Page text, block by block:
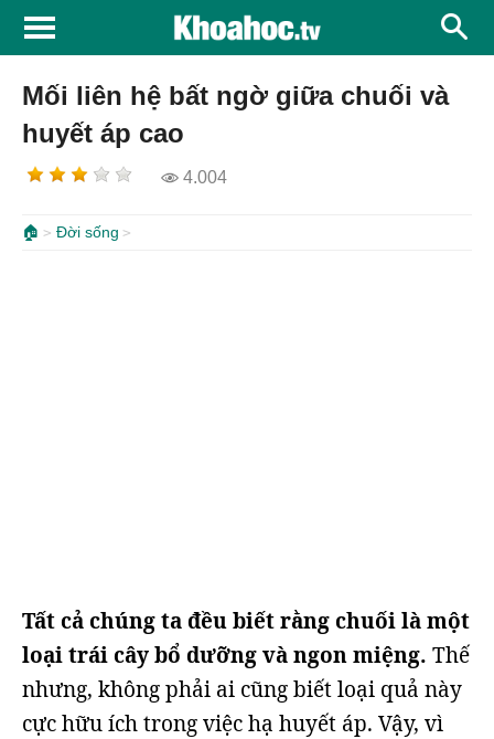
Mối liên hệ bất ngờ giữa chuối và
huyết áp cao
4.004
🏠 Đời sống
Tất cả chúng ta đều biết rằng chuối là một
loại trái cây bổ dưỡng và ngon miệng. Thế
nhưng, không phải ai cũng biết loại quả này
cực hữu ích trong việc hạ huyết áp. Vậy, vì